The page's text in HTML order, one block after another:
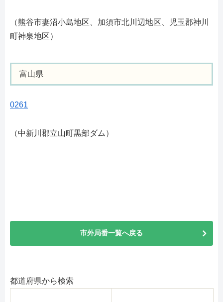
（熊谷市妻沼小島地区、加須市北川辺地区、児玉郡神川
町神泉地区）
富山県
0261
（中新川郡立山町黒部ダム）
市外局番一覧へ戻る
都道府県から検索